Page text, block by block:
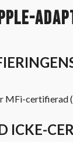
MFi-
ICKE-